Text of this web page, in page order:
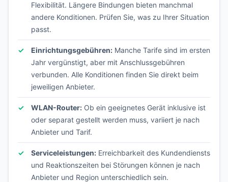
Flexibilität. Längere Bindungen bieten manchmal
andere Konditionen. Prüfen Sie, was zu Ihrer Situation
passt.
Einrichtungsgebühren: Manche Tarife sind im ersten
Jahr vergünstigt, aber mit Anschlussgebühren
verbunden. Alle Konditionen finden Sie direkt beim
jeweiligen Anbieter.
WLAN-Router: Ob ein geeignetes Gerät inklusive ist
oder separat gestellt werden muss, variiert je nach
Anbieter und Tarif.
Serviceleistungen: Erreichbarkeit des Kundendiensts
und Reaktionszeiten bei Störungen können je nach
Anbieter und Region unterschiedlich sein.